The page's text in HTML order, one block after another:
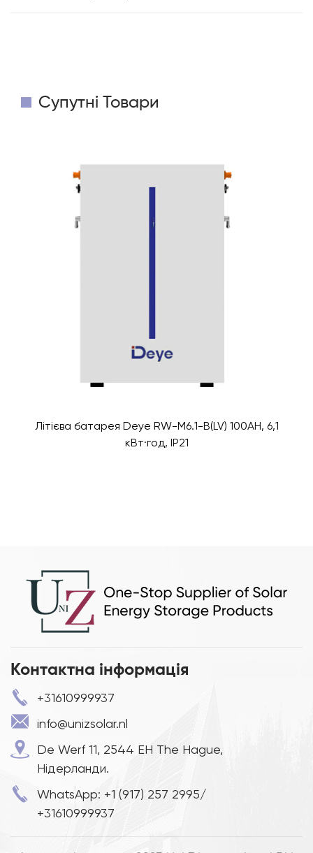
Супутні Товари
Літієва батарея Deye RW-M6.1-B(LV) 100AH, 6,1
кВт·год, IP21
Контактна інформація
+31610999937
info@unizsolar.nl
De Werf 11, 2544 EH The Hague,
Нідерланди.
WhatsApp: +1 (917) 257 2995/
+31610999937